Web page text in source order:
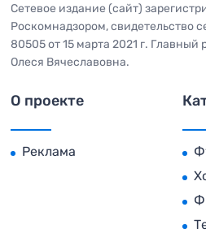
Сетевое издание (сайт)
Роскомнадзором, свидетельство
80505 от 15 марта 2021 г. Главный
Олеся Вячеславовна.
О проекте
Реклама